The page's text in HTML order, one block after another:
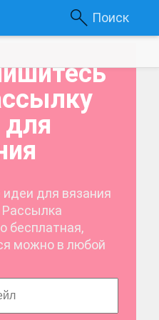
Поиск
для
для вязания
бесплатная,
можно в любой